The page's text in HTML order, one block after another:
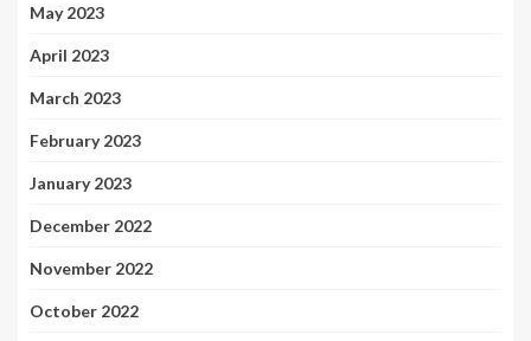
May 2023
April 2023
March 2023
February 2023
January 2023
December 2022
November 2022
October 2022